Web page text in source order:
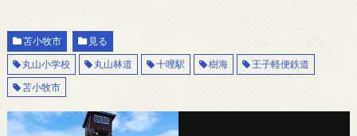
苫小牧市
見る
丸山小学校
丸山林道 十哩駅 樹海
王子軽便鉄道
苫小牧市